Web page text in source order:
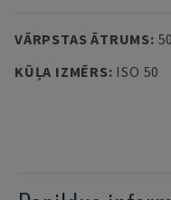
VĀRPSTAS ĀTRUMS:
KŪĻA IZMĒRS: ISO 50